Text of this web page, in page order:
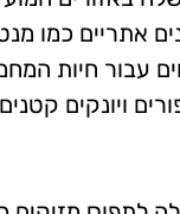
אתריים כמו
עבור חיות
ויונקים